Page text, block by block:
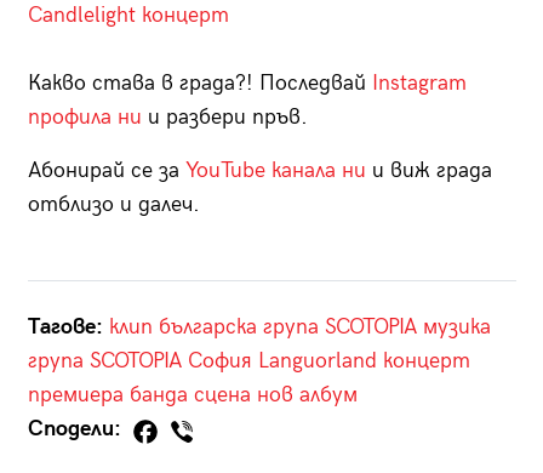
Candlelight концерт
Какво става в града?! Последвай Instagram
профила ни и разбери пръв.
Абонирай се за YouTube канала ни и виж града
отблизо и далеч.
Тагове: клип българска група SCOTOPIA музика
група SCOTOPIA София Languorland концерт
премиера банда сцена нов албум
Сподели: